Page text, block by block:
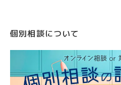
個別相談について